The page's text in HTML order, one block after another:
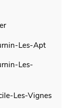
Les-Apt
Les-
Les-Vignes